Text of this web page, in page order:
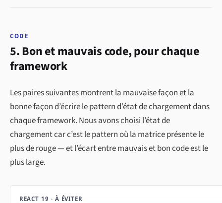
CODE
5. Bon et mauvais code, pour chaque
framework
Les paires suivantes montrent la mauvaise façon et la
bonne façon d’écrire le pattern d’état de chargement dans
chaque framework. Nous avons choisi l’état de
chargement car c’est le pattern où la matrice présente le
plus de rouge — et l’écart entre mauvais et bon code est le
plus large.
REACT 19 · À ÉVITER